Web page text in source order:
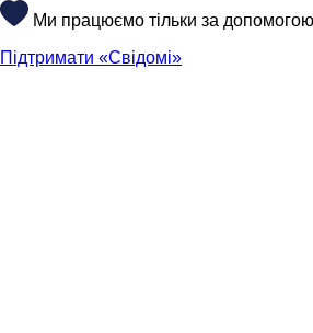
Ми працюємо тільки за
Підтримати «Свідомі»